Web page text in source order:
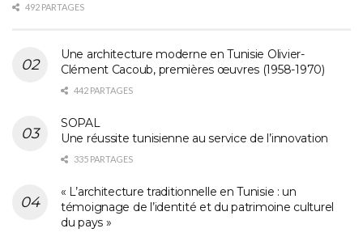
492 PARTAGES
Une architecture moderne en Tunisie Olivier-
Clément Cacoub, premières œuvres (1958-1970)
442 PARTAGES
SOPAL
Une réussite tunisienne au service de l’innovation
335 PARTAGES
« L’architecture traditionnelle en Tunisie : un
témoignage de l’identité et du patrimoine culturel
du pays »